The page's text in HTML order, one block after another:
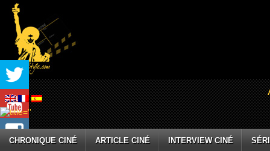
CHRONIQUE CINÉ ARTICLE CINÉ INTERVIEW CINÉ